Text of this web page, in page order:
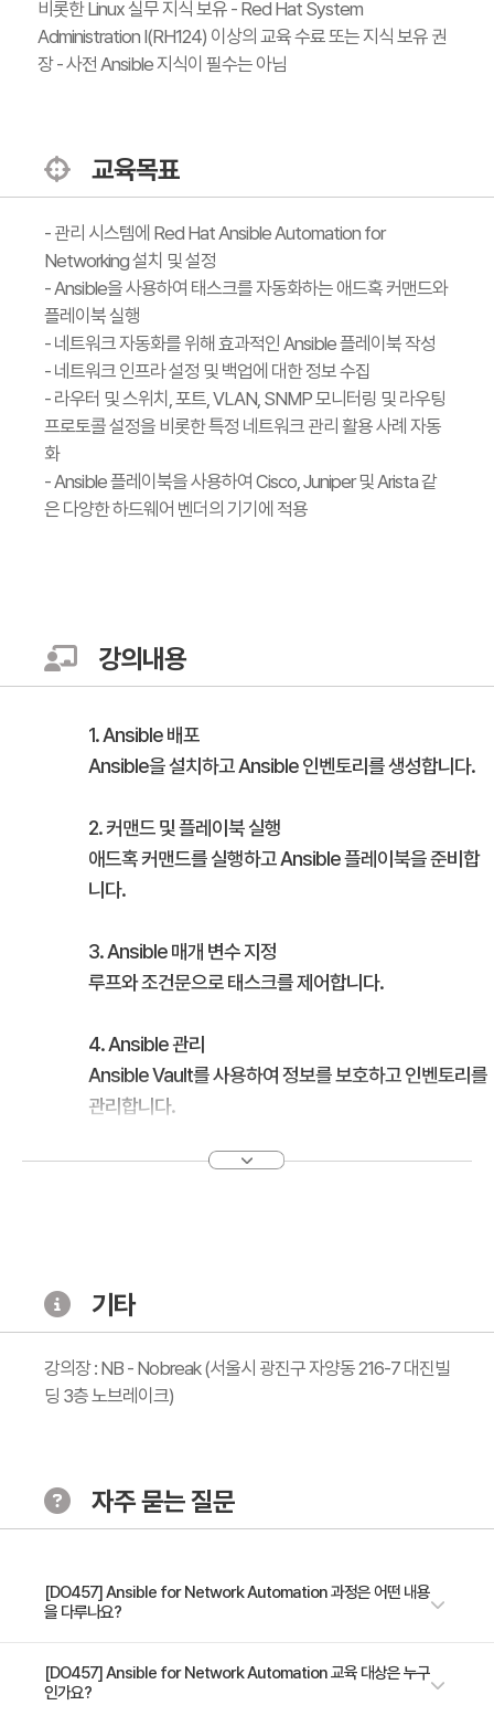
비롯한 Linux 실무 지식 보유 - Red Hat System
Administration I(RH124) 이상의 교육 수료 또는 지식 보유 권
장 - 사전 Ansible 지식이 필수는 아님
교육목표
- 관리 시스템에 Red Hat Ansible Automation for
Networking 설치 및 설정
- Ansible을 사용하여 태스크를 자동화하는 애드혹 커맨드와
플레이북 실행
- 네트워크 자동화를 위해 효과적인 Ansible 플레이북 작성
- 네트워크 인프라 설정 및 백업에 대한 정보 수집
- 라우터 및 스위치, 포트, VLAN, SNMP 모니터링 및 라우팅
프로토콜 설정을 비롯한 특정 네트워크 관리 활용 사례 자동
화
- Ansible 플레이북을 사용하여 Cisco, Juniper 및 Arista 같
은 다양한 하드웨어 벤더의 기기에 적용
강의내용
1. Ansible 배포
Ansible을 설치하고 Ansible 인벤토리를 생성합니다.
2. 커맨드 및 플레이북 실행
애드혹 커맨드를 실행하고 Ansible 플레이북을 준비합
니다.
3. Ansible 매개 변수 지정
루프와 조건문으로 태스크를 제어합니다.
4. Ansible 관리
Ansible Vault를 사용하여 정보를 보호하고 인벤토리를
관리합니다.
5. 간편한 네트워크 운영 자동화
6. 복잡한 운영 자동화
새로운 MACD 과제를 해결하고 실제 과제를 해결합니
기타
강의장 : NB - Nobreak (서울시 광진구 자양동 216-7 대진빌
딩 3층 노브레이크)
자주 묻는 질문
[DO457] Ansible for Network Automation 과정은 어떤 내용
을 다루나요?
* Red Hat Ansible Automation for Networking을 사용하여 네트워크
인프라 설정 및 관리 Ansible for Network Automation(DO457)은 네트
[DO457] Ansible for Network Automation 교육 대상은 누구
인가요?